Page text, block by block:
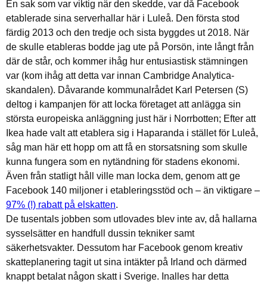
En sak som var viktig när den skedde, var då Facebook
etablerade sina serverhallar här i Luleå. Den första stod
färdig 2013 och den tredje och sista byggdes ut 2018. När
de skulle etableras bodde jag ute på Porsön, inte långt från
där de står, och kommer ihåg hur entusiastisk stämningen
var (kom ihåg att detta var innan Cambridge Analytica-
skandalen). Dåvarande kommunalrådet Karl Petersen (S)
deltog i kampanjen för att locka företaget att anlägga sin
största europeiska anläggning just här i Norrbotten; Efter att
Ikea hade valt att etablera sig i Haparanda i stället för Luleå,
såg man här ett hopp om att få en storsatsning som skulle
kunna fungera som en nytändning för stadens ekonomi.
Även från statligt håll ville man locka dem, genom att ge
Facebook 140 miljoner i etableringsstöd och – än viktigare –
97% (!) rabatt på elskatten.
De tusentals jobben som utlovades blev inte av, då hallarna
sysselsätter en handfull dussin tekniker samt
säkerhetsvakter. Dessutom har Facebook genom kreativ
skatteplanering tagit ut sina intäkter på Irland och därmed
knappt betalat någon skatt i Sverige. Inalles har detta